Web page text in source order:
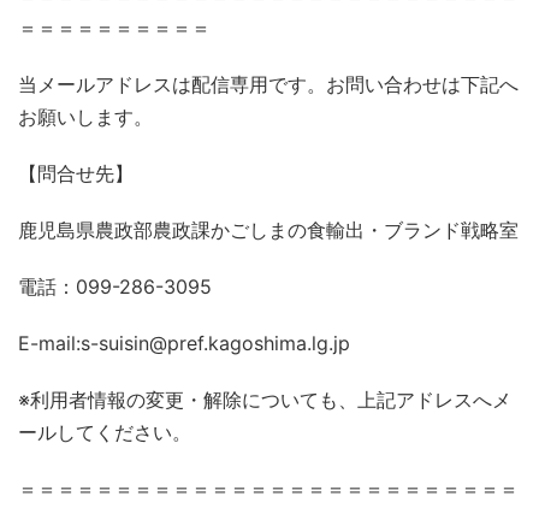
＝＝＝＝＝＝＝＝＝＝
当メールアドレスは配信専用です。お問い合わせは下記へ
お願いします。
【問合せ先】
鹿児島県農政部農政課かごしまの食輸出・ブランド戦略室
電話：099-286-3095
E-mail:s-suisin@pref.kagoshima.lg.jp
※利用者情報の変更・解除についても、上記アドレスへメ
ールしてください。
＝＝＝＝＝＝＝＝＝＝＝＝＝＝＝＝＝＝＝＝＝＝＝＝＝＝